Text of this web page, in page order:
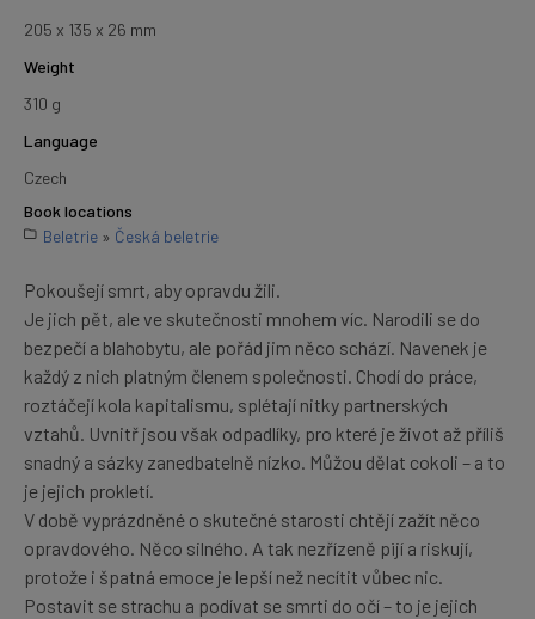
205 x 135 x 26 mm
Weight
310 g
Language
Czech
Book locations
Beletrie » Česká beletrie
Pokoušejí smrt, aby opravdu žili.
Je jich pět, ale ve skutečnosti mnohem víc. Narodili se do
bezpečí a blahobytu, ale pořád jim něco schází. Navenek je
každý z nich platným členem společnosti. Chodí do práce,
roztáčejí kola kapitalismu, splétají nitky partnerských
vztahů. Uvnitř jsou však odpadlíky, pro které je život až příliš
snadný a sázky zanedbatelně nízko. Můžou dělat cokoli – a to
je jejich prokletí.
V době vyprázdněné o skutečné starosti chtějí zažít něco
opravdového. Něco silného. A tak nezřízeně pijí a riskují,
protože i špatná emoce je lepší než necítit vůbec nic.
Postavit se strachu a podívat se smrti do očí – to je jejich